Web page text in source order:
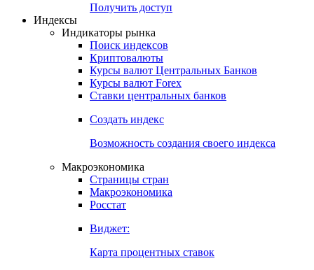
Получить доступ
Индексы
Индикаторы рынка
Поиск индексов
Криптовалюты
Курсы валют Центральных Банков
Курсы валют Forex
Ставки центральных банков
Создать индекс
Возможность создания своего индекса
Макроэкономика
Страницы стран
Макроэкономика
Росстат
Виджет:
Карта процентных ставок